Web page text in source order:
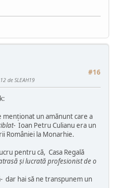
#16
de SLEAH19
menţionat un amănunt care a
- Ioan Petru Culianu era un
României la Monarhie.
pentru că, Casa Regală
şi lucrată profesionist de o
dar hai să ne transpunem un